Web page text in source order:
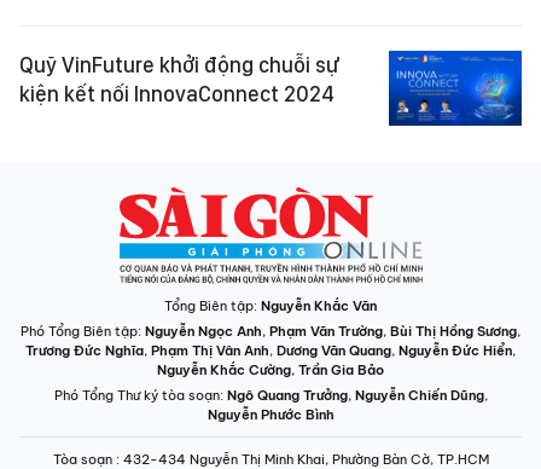
Quỹ VinFuture khởi động chuỗi sự
kiện kết nối InnovaConnect 2024
Tổng Biên tập: Nguyễn Khắc Văn
Phó Tổng Biên tập: Nguyễn Ngọc Anh, Phạm Văn Trường, Bùi Thị Hồng Sương,
Trương Đức Nghĩa, Phạm Thị Vân Anh, Dương Văn Quang, Nguyễn Đức Hiển,
Nguyễn Khắc Cường, Trần Gia Bảo
Phó Tổng Thư ký tòa soạn: Ngô Quang Trưởng, Nguyễn Chiến Dũng,
Nguyễn Phước Bình
Tòa soạn : 432-434 Nguyễn Thị Minh Khai, Phường Bàn Cờ, TP.HCM